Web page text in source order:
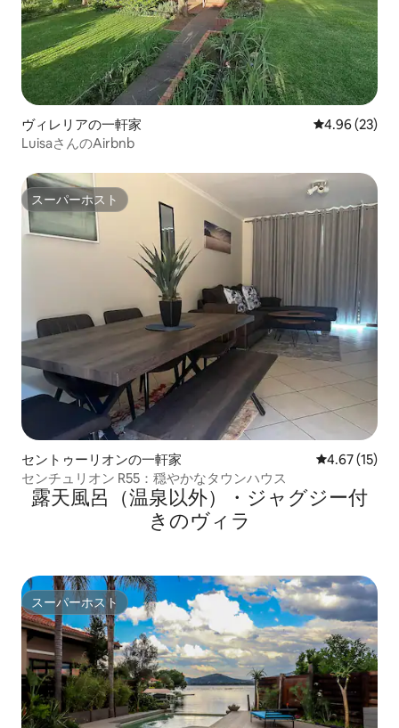
ヴィレリアの一軒家 レビュー23
4.96 (23)
LuisaさんのAirbnb
スーパーホスト
スーパーホスト
セントゥーリオンの一軒家 レビュー15
4.67 (15)
センチュリオン R55：穏やかなタウンハウス
露天風呂（温泉以外）・ジャグジー付
きのヴィラ
スーパーホスト
スーパーホスト